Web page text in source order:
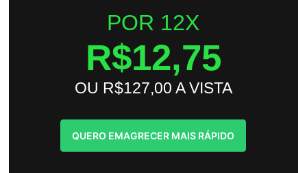
POR 12X
R$12,75
OU R$127,00 A VISTA
QUERO EMAGRECER MAIS RÁPIDO